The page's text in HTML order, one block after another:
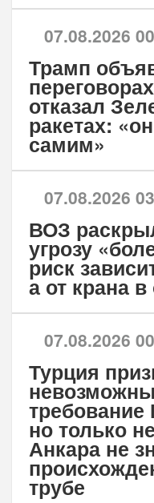
07.08.2026
Трамп
отказал
ракетах:
самим»
07.08.2026
ВОЗ
угрозу
риск
а от крана в
07.08.2026
Турция
но только
Анкара не
трубе